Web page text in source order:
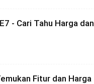
- Cari Tahu Harga dan
Fitur dan Harga